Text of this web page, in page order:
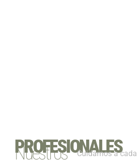
PROFESIONALES
Nuestros
Cuidamos a cada